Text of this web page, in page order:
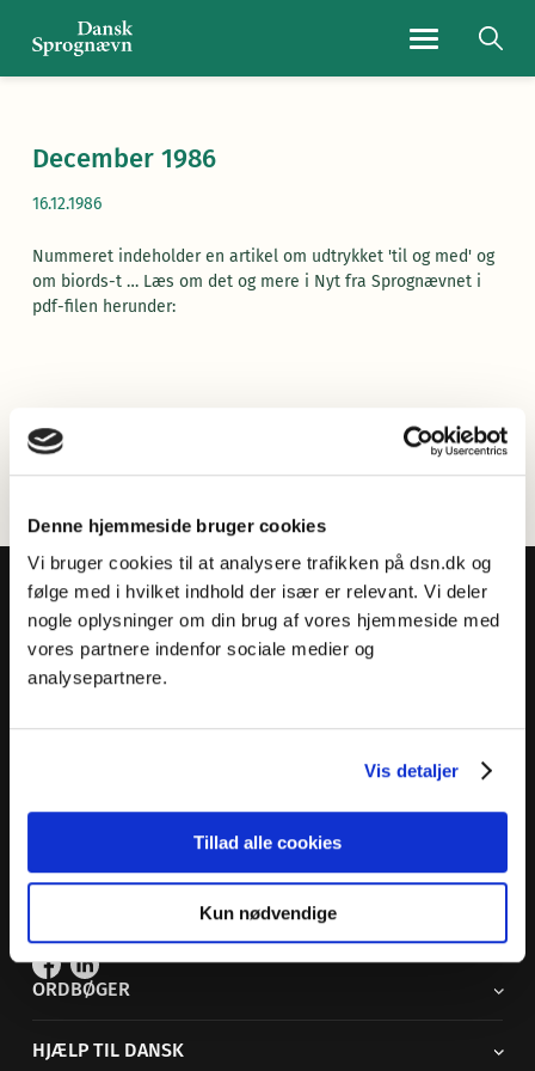
Denne hjemmeside bruger cookies
Vi bruger cookies til at analysere trafikken på dsn.dk og
følge med i hvilket indhold der især er relevant. Vi deler
nogle oplysninger om din brug af vores hjemmeside med
vores partnere indenfor sociale medier og
analysepartnere.
Vis detaljer
Tillad alle cookies
Kun nødvendige
December 1986
16.12.1986
Nummeret indeholder en artikel om udtrykket 'til og med' og
om biords-t … Læs om det og mere i Nyt fra Sprognævnet i
pdf-filen herunder:
Læs Nyt fra Sprognævnet her(pdf)
Adelgade 119 B
Sproglige spørgsmål:33 74 74 74
33 74 74 00 ·adm@dsn.dk
Vi findes også på sociale medier
ORDBØGER
HJÆLP TIL DANSK